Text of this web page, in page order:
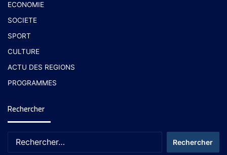
ECONOMIE
SOCIETE
SPORT
CULTURE
ACTU DES REGIONS
PROGRAMMES
Rechercher